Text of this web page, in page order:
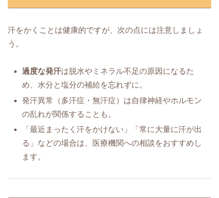
汗をかくことは健康的ですが、次の点には注意しましょ
う。
過度な発汗は脱水やミネラル不足の原因になるた
め、水分と塩分の補給を忘れずに。
発汗異常（多汗症・無汗症）は自律神経やホルモン
の乱れが関係することも。
「最近まったく汗をかけない」「常に大量に汗が出
る」などの場合は、医療機関への相談をおすすめし
ます。